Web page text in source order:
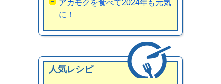
アカモクを食べて2024年も元気
に！
人気レシピ